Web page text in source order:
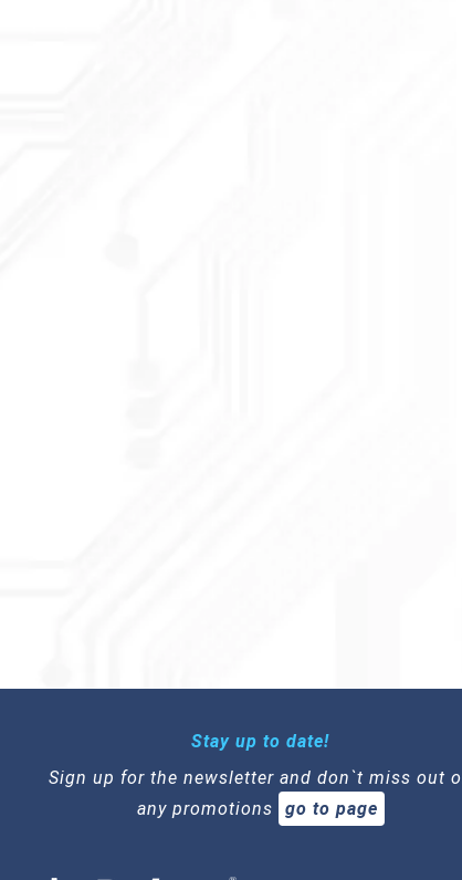
Stay up to date!
Sign up for the newsletter and don`t miss out
any promotions
go to page